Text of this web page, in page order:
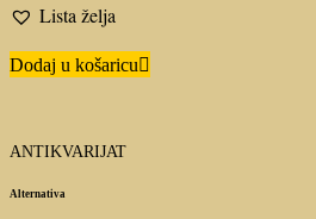
Lista želja
Dodaj u košaricu
ANTIKVARIJAT
Alternativa